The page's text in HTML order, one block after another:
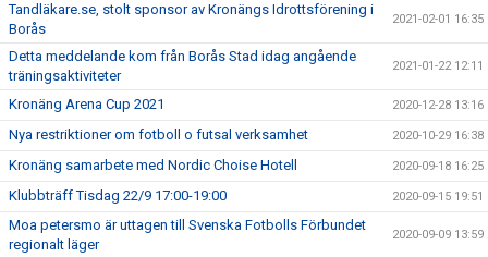
Tandläkare.se, stolt sponsor av Kronängs Idrottsförening i
Borås
2021-02-01 16:35
Detta meddelande kom från Borås Stad idag angående
träningsaktiviteter
2021-01-22 12:11
Kronäng Arena Cup 2021 2020-12-28 13:16
Nya restriktioner om fotboll o futsal verksamhet 2020-10-29 16:38
Kronäng samarbete med Nordic Choise Hotell 2020-09-18 16:25
Klubbträff Tisdag 22/9 17:00-19:00 2020-09-15 19:51
Moa petersmo är uttagen till Svenska Fotbolls Förbundet
regionalt läger
2020-09-09 13:59